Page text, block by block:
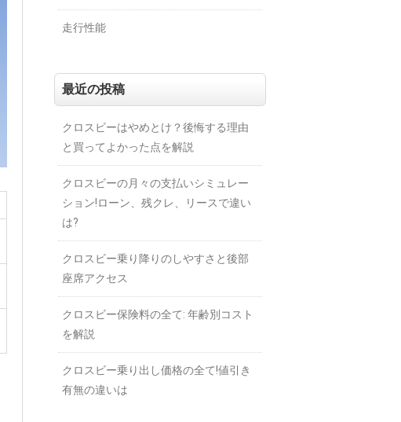
走行性能
最近の投稿
クロスビーはやめとけ？後悔する理由
と買ってよかった点を解説
クロスビーの月々の支払いシミュレー
ション!ローン、残クレ、リースで違い
は?
クロスビー乗り降りのしやすさと後部
座席アクセス
クロスビー保険料の全て: 年齢別コスト
を解説
クロスビー乗り出し価格の全て!値引き
有無の違いは